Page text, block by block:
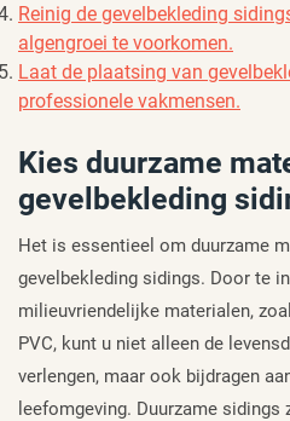
Reinig de gevelbekleding
algengroei te voorkomen.
Laat de plaatsing van
professionele vakmensen.
Kies duurzame
gevelbekleding
Het is essentieel om duurzame
gevelbekleding sidings. Door te
milieuvriendelijke materialen,
PVC, kunt u niet alleen de
verlengen, maar ook bijdragen
leefomgeving. Duurzame